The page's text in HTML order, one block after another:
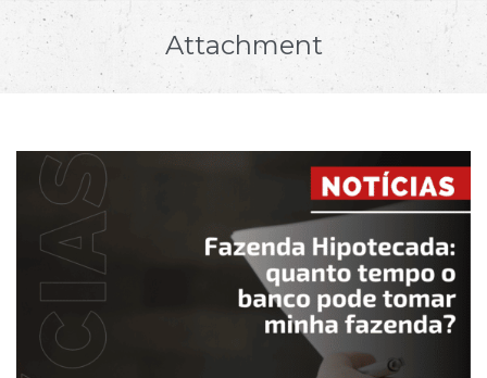
Attachment